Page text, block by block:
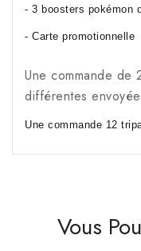
- 3 boosters pokémon
- Carte promotionnelle
Une commande de
différentes
Une commande 12
Vous